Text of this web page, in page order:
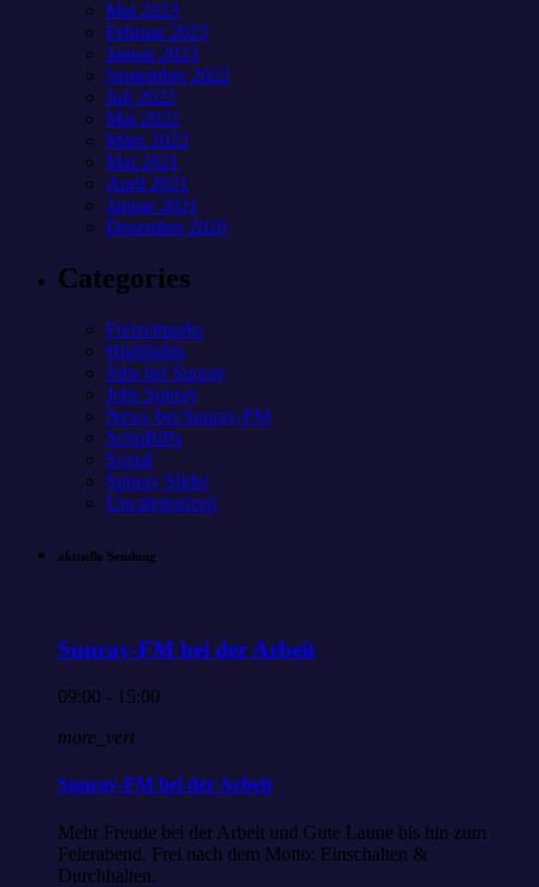
Mai 2023
Februar 2023
Januar 2023
September 2022
Juli 2022
Mai 2022
März 2022
Mai 2021
April 2021
Januar 2021
Dezember 2020
Categories
Freizeitparks
Highlights
Jobs bei Sunray
Jobs Sunray
News bei Sunray-FM
SchoBiPa
Sozial
Sunray Slider
Uncategorized
aktuelle Sendung
Sunray-FM bei der Arbeit
09:00 - 15:00
more_vert
Sunray-FM bei der Arbeit
Mehr Freude bei der Arbeit und Gute Laune bis hin zum
Feierabend. Frei nach dem Motto: Einschalten &
Durchhalten.